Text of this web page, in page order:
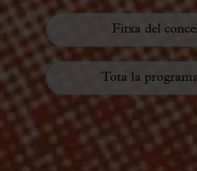
Fitxa del
Tota la